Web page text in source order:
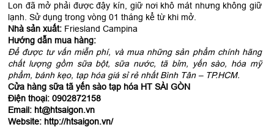
Lon đã mở phải được đậy kín, giữ nơi khô mát nhưng không giữ
lạnh. Sử dụng trong vòng 01 tháng kể từ khi mở.
Nhà sản xuất: Friesland Campina
Hướng dẫn mua hàng:
Để được tư vấn miễn phí, và mua những sản phẩm chính hãng
chất lượng gồm sữa bột, sữa nước, tã bỉm, yến sào, hóa mỹ
phẩm, bánh kẹo, tạp hóa giá sỉ rẻ nhất Bình Tân – TP.HCM.
Cửa hàng sữa tã yến sào tạp hóa HT SÀI GÒN
Điện thoại: 0902872158
Email: ht@htsaigon.vn
Website: http://htsaigon.vn/